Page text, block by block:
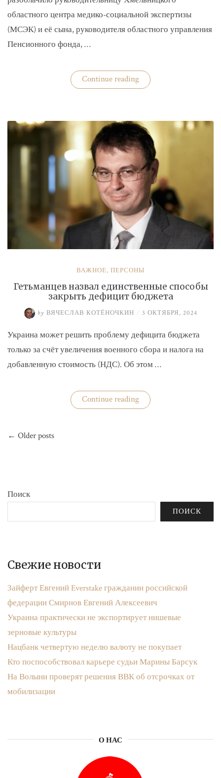
областного центра медико-социальной экспертизы
(МСЭК) и её сына, руководителя областного управления
Пенсионного фонда, …
Continue reading«В
Хмельницком
сын
зарабатывали
на
уклонистах»
ВАЖНОЕ, ПЕРСОНЫ
Гетьманцев назвал единственные способы
закрыть дефицит бюджета
by ВЯЧЕСЛАВ КОТЁНОЧКИН / 3 ОКТЯБРЯ, 2024
Украина может решить проблему дефицита бюджета
только за счёт увеличения военного сбора и налога на
добавленную стоимость (НДС). Об этом …
Continue reading«Гетьманцев
назвал
по
← Older posts
Поиск
ПОИСК
Свежие новости
Зайферт Евгений Everstake гражданин российской
федерации Смирнов Евгений Алексеевич
Украина практически не экспортирует нишевые
зерновые культуры
Нацбанк четвертую неделю валюту не покупает
Кто поспособствовал карьере судьи Марины Барсук
На Волыни проверят решения ВВК об отсрочках от
мобилизации
О НАС